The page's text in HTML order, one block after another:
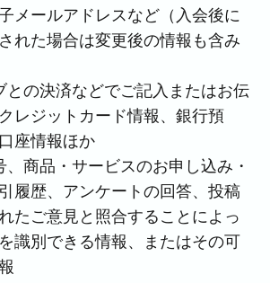
メールアドレスなど（入会後に
れた場合は変更後の情報も含み
との決済などでご記入またはお伝
レジットカード情報、銀行預
座情報ほか
、商品・サービスのお申し込み・
履歴、アンケートの回答、投稿
たご意見と照合することによっ
識別できる情報、またはその可